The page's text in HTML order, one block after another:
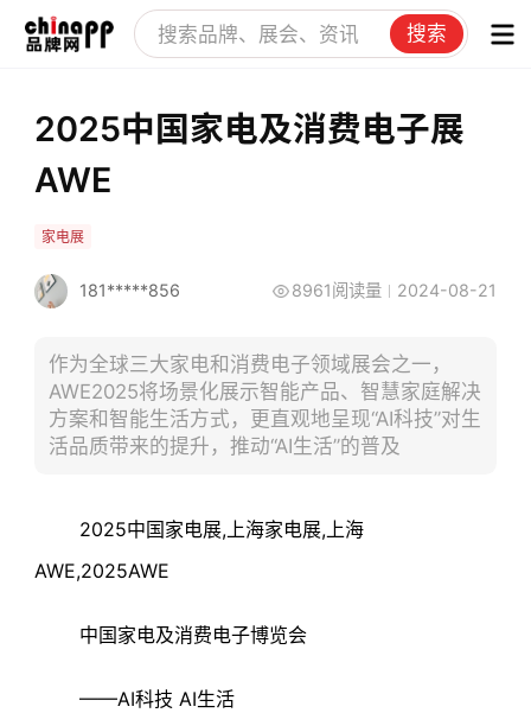
搜索
2025中国家电及消费电子展
AWE
家电展
181*****856 8961阅读量 2024-08-21
作为全球三大家电和消费电子领域展会之一，
AWE2025将场景化展示智能产品、智慧家庭解决
方案和智能生活方式，更直观地呈现“AI科技”对生
活品质带来的提升，推动“AI生活”的普及
2025中国家电展,上海家电展,上海
AWE,2025AWE
中国家电及消费电子博览会
——AI科技 AI生活